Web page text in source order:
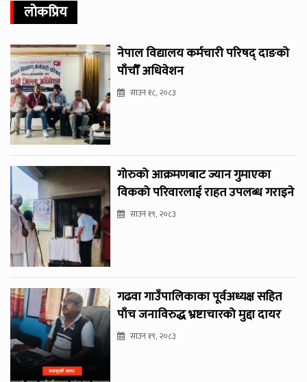
लोकप्रिय
नेपाल विद्यालय कर्मचारी परिषद् दाङको
पाँचौँ अधिवेशन
साउन १८, २०८३
गोरुको आक्रमणबाट ज्यान गुमाएका
विकको परिवारलाई राहत उपलब्ध गराइने
साउन १९, २०८३
गढवा गाउँपालिकाका पूर्वअध्यक्ष सहित
पाँच जनाविरुद्ध भ्रष्टाचारको मुद्दा दायर
साउन १९, २०८३